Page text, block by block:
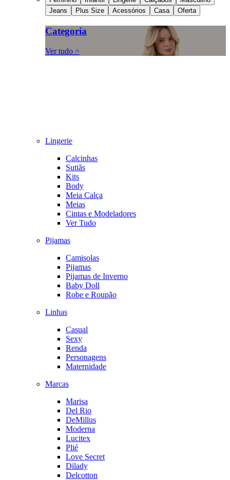
Jeans
Plus Size Acessórios Casa Oferta
Categoria
Ver tudo >
Lingerie
Calcinhas
Sutiãs
Kits
Body
Meia Calça
Meias
Cintas e Modeladores
Ver Tudo
Pijamas
Camisolas
Pijamas
Pijamas de Inverno
Baby Doll
Robe e Roupão
Linhas
Casual
Sexy
Renda
Personagens
Maternidade
Marcas
Marisa
Del Rio
DeMillus
Moderna
Lucitex
Plié
Love Secret
Dilady
Delcotton